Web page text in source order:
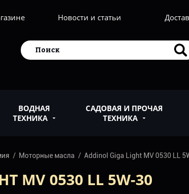
Новости и статьи
ВОДНАЯ
ТЕХНИКА
САДОВАЯ И ПРОЧАЯ
ТЕХНИКА
Моторные масла Addinol Giga Light MV 0530 LL
MV 0530 LL 5W-30